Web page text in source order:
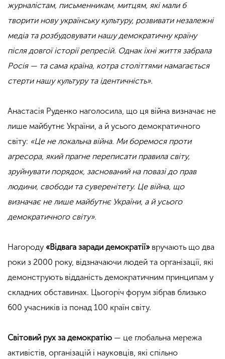
журналістам, письменникам, митцям, які мали б
творити нову українську культуру, розвивати незалежні
медіа та розбудовувати нашу демократичну країну
після довгої історії репресій. Однак їхні життя забрала
Росія — та сама країна, котра століттями намагається
стерти нашу культуру та ідентичність».
Анастасія Руденко наголосила, що ця війна визначає не
лише майбутнє України, а й усього демократичного
світу: «Це не локальна війна. Ми боремося проти
агресора, який прагне переписати правила світу,
зруйнувати порядок, заснований на повазі до прав
людини, свободи та суверенітету. Це війна, що
визначає не лише майбутнє України, а й усього
демократичного світу».
Нагороду «Відвага заради демократії»вручають що два
роки з 2000 року, відзначаючи людей та організації, які
демонструють відданість демократичним принципам у
складних обставинах. Цьогоріч форум зібрав близько
600 учасників із понад 100 країн світу.
Світовий рух за демократію — це глобальна мережа
активістів, організацій і науковців, які спільно